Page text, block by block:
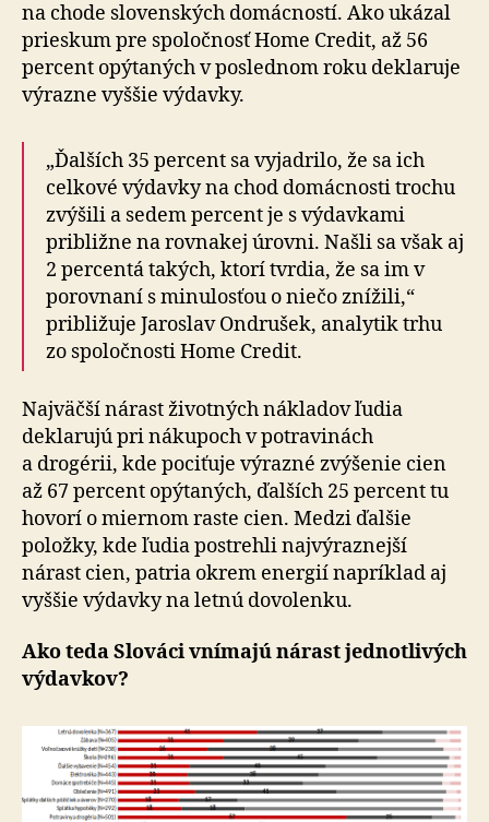
na chode slovenských domácností. Ako ukázal
prieskum pre spoločnosť Home Credit, až 56
percent opýtaných v poslednom roku deklaruje
výrazne vyššie výdavky.
„Ďalších 35 percent sa vyjadrilo, že sa ich
celkové výdavky na chod domácnosti trochu
zvýšili a sedem percent je s výdavkami
približne na rovnakej úrovni. Našli sa však aj
2 percentá takých, ktorí tvrdia, že sa im v
porovnaní s minulosťou o niečo znížili,“
približuje Jaroslav Ondrušek, analytik trhu
zo spoločnosti Home Credit.
Najväčší nárast životných nákladov ľudia
deklarujú pri nákupoch v potravinách
a drogérii, kde pociťuje výrazné zvýšenie cien
až 67 percent opýtaných, ďalších 25 percent tu
hovorí o miernom raste cien. Medzi ďalšie
položky, kde ľudia postrehli najvýraznejší
nárast cien, patria okrem energií napríklad aj
vyššie výdavky na letnú dovolenku.
Ako teda Slováci vnímajú nárast jednotlivých
výdavkov?